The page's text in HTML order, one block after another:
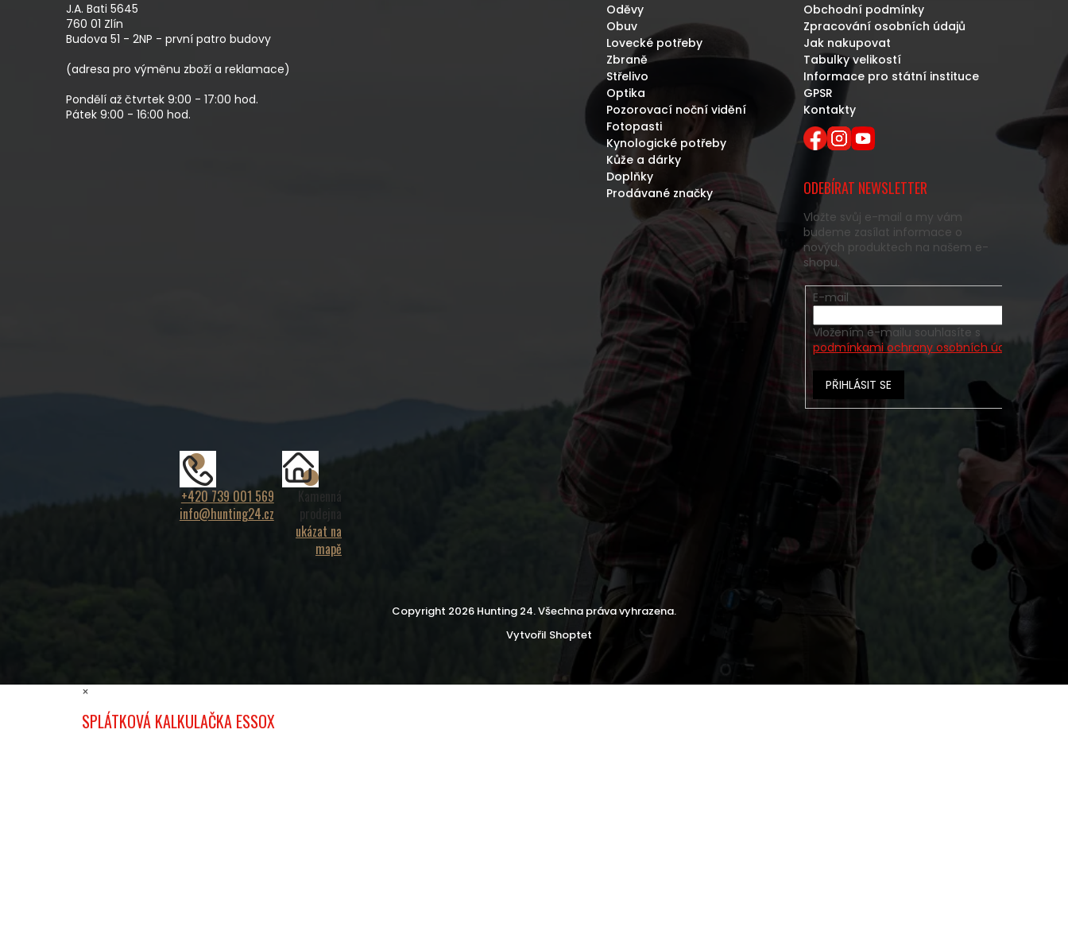
J.A. Bati 5645
760 01 Zlín
Budova 51 - 2NP - první patro budovy
(adresa pro výměnu zboží a reklamace)
Pondělí až čtvrtek 9:00 - 17:00 hod.
Pátek 9:00 - 16:00 hod.
Oděvy
Obuv
Lovecké potřeby
Zbraně
Střelivo
Optika
Pozorovací noční vidění
Fotopasti
Kynologické potřeby
Kůže a dárky
Doplňky
Prodávané značky
Obchodní podmínky
Zpracování osobních údajů
Jak nakupovat
Tabulky velikostí
Informace pro státní instituce
GPSR
Kontakty
ODEBÍRAT NEWSLETTER
Vložte svůj e-mail a my vám
budeme zasílat informace o
nových produktech na našem e-
shopu.
E-mail
Vložením e-mailu souhlasíte s
podmínkami ochrany osobních údajů
PŘIHLÁSIT SE
+420 739 001 569
info@hunting24.cz
Kamenná
prodejna
ukázat na
mapě
Vytvořil Shoptet
Copyright 2026 Hunting 24. Všechna práva vyhrazena.
×
SPLÁTKOVÁ KALKULAČKA ESSOX